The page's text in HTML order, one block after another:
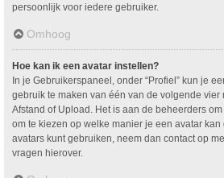
persoonlijk voor iedere gebruiker.
Omhoog
Hoe kan ik een avatar instellen?
In je Gebruikerspaneel, onder “Profiel” kun je
gebruik te maken van één van de volgende vier
Afstand of Upload. Het is aan de beheerders
om te kiezen op welke manier je een avatar kan
avatars kunt gebruiken, neem dan contact op
vragen hierover.